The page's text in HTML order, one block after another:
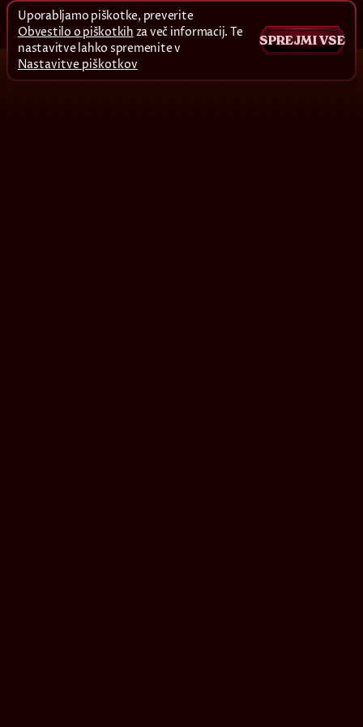
Uporabljamo piškotke, preverite
Obvestilo o piškotkih za več informacij. Te
nastavitve lahko spremenite v
Nastavitve piškotkov
SPREJMI VSE